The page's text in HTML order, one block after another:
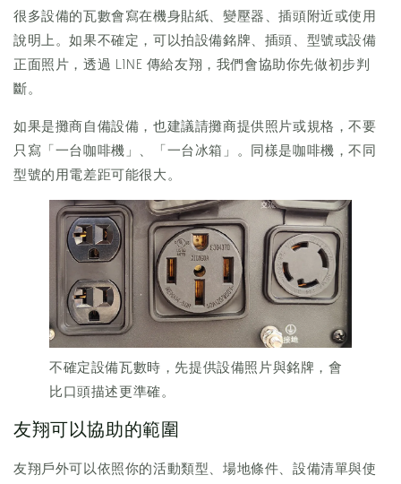
很多設備的瓦數會寫在機身貼紙、變壓器、插頭附近或使用
說明上。如果不確定，可以拍設備銘牌、插頭、型號或設備
正面照片，透過 LINE 傳給友翔，我們會協助你先做初步判
斷。
如果是攤商自備設備，也建議請攤商提供照片或規格，不要
只寫「一台咖啡機」、「一台冰箱」。同樣是咖啡機，不同
型號的用電差距可能很大。
不確定設備瓦數時，先提供設備照片與銘牌，會
比口頭描述更準確。
友翔可以協助的範圍
友翔戶外可以依照你的活動類型、場地條件、設備清單與使